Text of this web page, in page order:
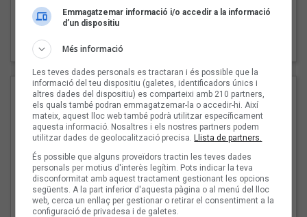
Pep Álvarez amb Joan Muntaner (Xanguito)
"Les cabres"
94 Rules amb Compte
Emmagatzemar informació i/o accedir a la informació
d’un dispositiu
Més informació
Les teves dades personals es tractaran i és possible que la
informació del teu dispositiu (galetes, identificadors únics i
altres dades del dispositiu) es comparteixi amb 210 partners,
els quals també podran emmagatzemar-la o accedir-hi. Així
mateix, aquest lloc web també podrà utilitzar específicament
aquesta informació. Nosaltres i els nostres partners podem
utilitzar dades de geolocalització precisa. Llista de partners.
És possible que alguns proveïdors tractin les teves dades
personals per motius d'interès legítim. Pots indicar la teva
disconformitat amb aquest tractament gestionant les opcions
següents. A la part inferior d'aquesta pàgina o al menú del lloc
web, cerca un enllaç per gestionar o retirar el consentiment a la
configuració de privadesa i de galetes.